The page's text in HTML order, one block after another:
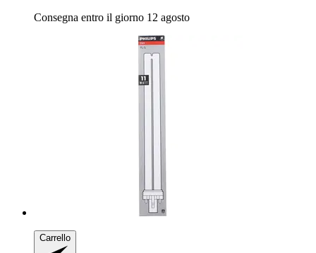
Consegna entro il giorno 12 agosto
Carrello